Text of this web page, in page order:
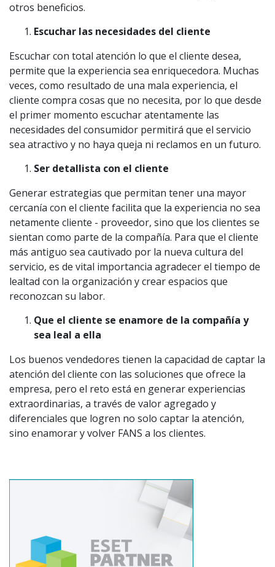
otros beneficios.
Escuchar las necesidades del cliente
Escuchar con total atención lo que el cliente desea,
permite que la experiencia sea enriquecedora. Muchas
veces, como resultado de una mala experiencia, el
cliente compra cosas que no necesita, por lo que desde
el primer momento escuchar atentamente las
necesidades del consumidor permitirá que el servicio
sea atractivo y no haya queja ni reclamos en un futuro.
Ser detallista con el cliente
Generar estrategias que permitan tener una mayor
cercanía con el cliente facilita que la experiencia no sea
netamente cliente - proveedor, sino que los clientes se
sientan como parte de la compañía. Para que el cliente
más antiguo sea cautivado por la nueva cultura del
servicio, es de vital importancia agradecer el tiempo de
lealtad con la organización y crear espacios que
reconozcan su labor.
Que el cliente se enamore de la compañía y
sea leal a ella
Los buenos vendedores tienen la capacidad de captar la
atención del cliente con las soluciones que ofrece la
empresa, pero el reto está en generar experiencias
extraordinarias, a través de valor agregado y
diferenciales que logren no solo captar la atención,
sino enamorar y volver FANS a los clientes.